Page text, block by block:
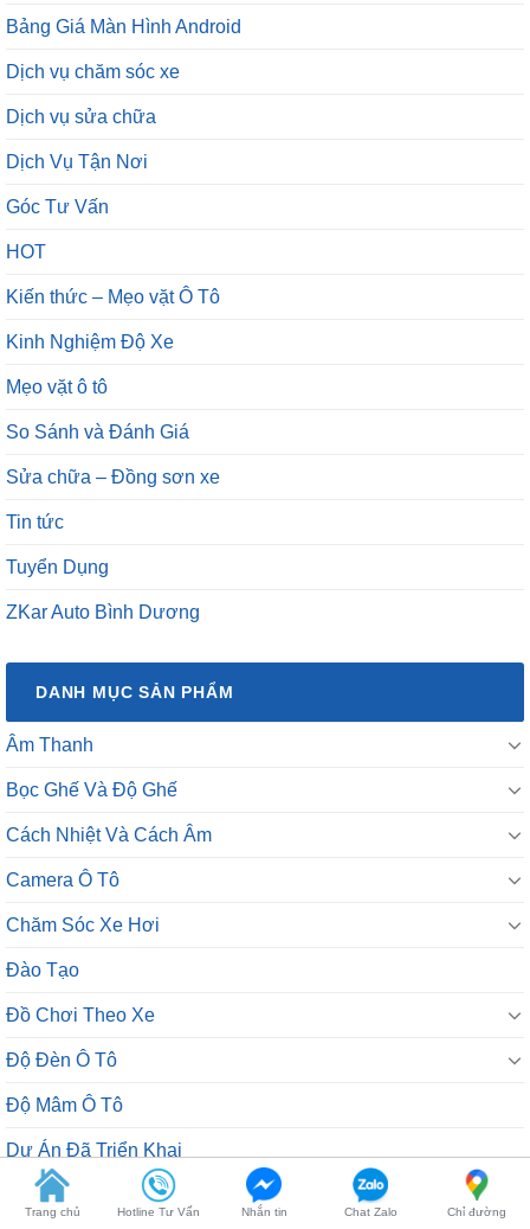
Bảng Giá Màn Hình Android
Dịch vụ chăm sóc xe
Dịch vụ sửa chữa
Dịch Vụ Tận Nơi
Góc Tư Vấn
HOT
Kiến thức – Mẹo vặt Ô Tô
Kinh Nghiệm Độ Xe
Mẹo vặt ô tô
So Sánh và Đánh Giá
Sửa chữa – Đồng sơn xe
Tin tức
Tuyển Dụng
ZKar Auto Bình Dương
DANH MỤC SẢN PHẨM
Âm Thanh
Bọc Ghế Và Độ Ghế
Cách Nhiệt Và Cách Âm
Camera Ô Tô
Chăm Sóc Xe Hơi
Đào Tạo
Đồ Chơi Theo Xe
Độ Đèn Ô Tô
Độ Mâm Ô Tô
Dự Án Đã Triển Khai
Google Shopping
Trang chủ Hotline Tư Vấn Nhắn tin Chat Zalo Chỉ đường